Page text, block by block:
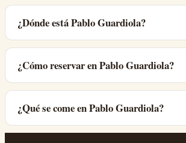
¿Dónde está Pablo Guardiola?
¿Cómo reservar en Pablo Guardiola?
¿Qué se come en Pablo Guardiola?